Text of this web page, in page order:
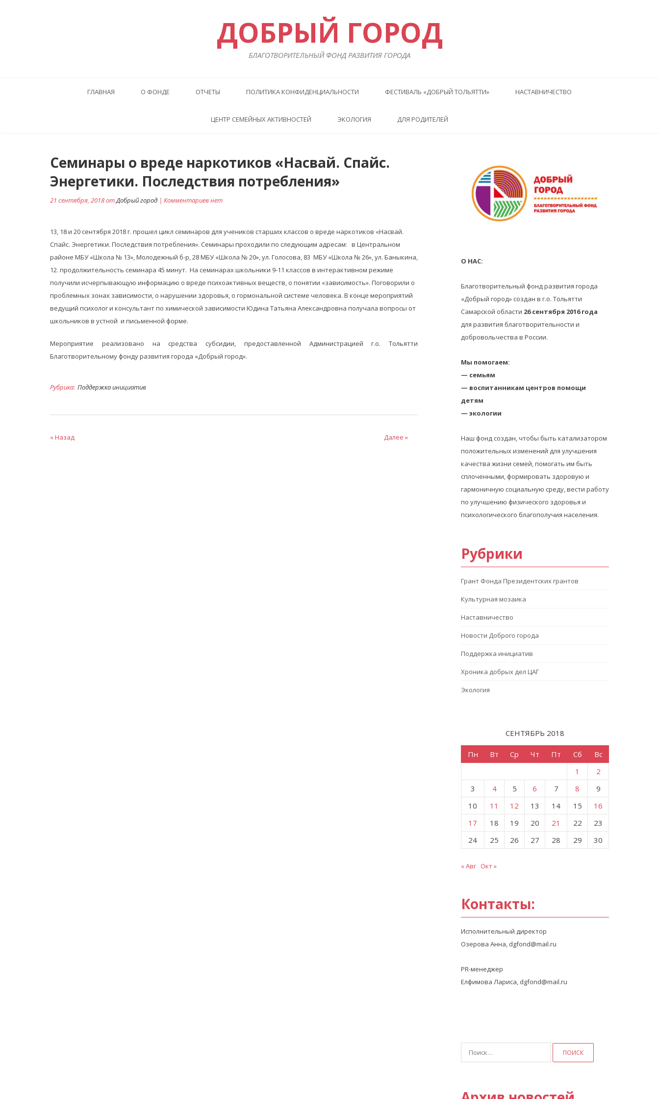
ДОБРЫЙ ГОРОД
БЛАГОТВОРИТЕЛЬНЫЙ ФОНД РАЗВИТИЯ ГОРОДА
ГЛАВНАЯ О ФОНДЕ ОТЧЕТЫ ПОЛИТИКА КОНФИДЕНЦИАЛЬНОСТИ ФЕСТИВАЛЬ «ДОБРЫЙ ТОЛЬЯТТИ» НАСТАВНИЧЕСТВО
ЦЕНТР СЕМЕЙНЫХ АКТИВНОСТЕЙ ЭКОЛОГИЯ ДЛЯ РОДИТЕЛЕЙ
Семинары о вреде наркотиков «Насвай. Спайс.
Энергетики. Последствия потребления»
21 сентября, 2018 отДобрый город | Комментариев нет
13, 18 и 20 сентября 2018 г. прошел цикл семинаров для учеников старших классов о вреде наркотиков «Насвай.
Спайс. Энергетики. Последствия потребления». Семинары проходили по следующим адресам: в Центральном
районе МБУ «Школа № 13», Молодежный б-р, 28 МБУ «Школа № 20», ул. Голосова, 83 МБУ «Школа № 26», ул. Баныкина,
12. продолжительность семинара 45 минут. На семинарах школьники 9-11 классов в интерактивном режиме
получили исчерпывающую информацию о вреде психоактивных веществ, о понятии «зависимость». Поговорили о
проблемных зонах зависимости, о нарушении здоровья, о гормональной системе человека. В конце мероприятий
ведущий психолог и консультант по химической зависимости Юдина Татьяна Александровна получала вопросы от
школьников в устной и письменной форме.
Мероприятие реализовано на средства субсидии, предоставленной Администрацией г.о. Тольятти
Благотворительному фонду развития города «Добрый город».
Рубрика: Поддержка инициатив
Навигация
по
записям
« Назад Далее »
О НАС:
Благотворительный фонд развития города
«Добрый город» создан в г.о. Тольятти
Самарской области 26 сентября 2016 года
для развития благотворительности и
добровольчества в России.
Мы помогаем:
— семьям
— воспитанникам центров помощи
детям
— экологии
Наш фонд создан, чтобы быть катализатором
положительных изменений для улучшения
качества жизни семей, помогать им быть
сплоченными, формировать здоровую и
гармоничную социальную среду, вести работу
по улучшению физического здоровья и
психологического благополучия населения.
Рубрики
Грант Фонда Президентских грантов
Культурная мозаика
Наставничество
Новости Доброго города
Поддержка инициатив
Хроника добрых дел ЦАГ
Экология
СЕНТЯБРЬ 2018
Пн Вт Ср Чт Пт Сб
Вс
1
2
3
4 5 6 7 8
9
10
11 12 13 14 15
16
17
18 19 20 21 22
23
24
25 26 27 28 29 30
« Авг Окт »
Контакты:
Исполнительный директор
Озерова Анна, dgfond@mail.ru
PR-менеджер
Елфимова Лариса, dgfond@mail.ru